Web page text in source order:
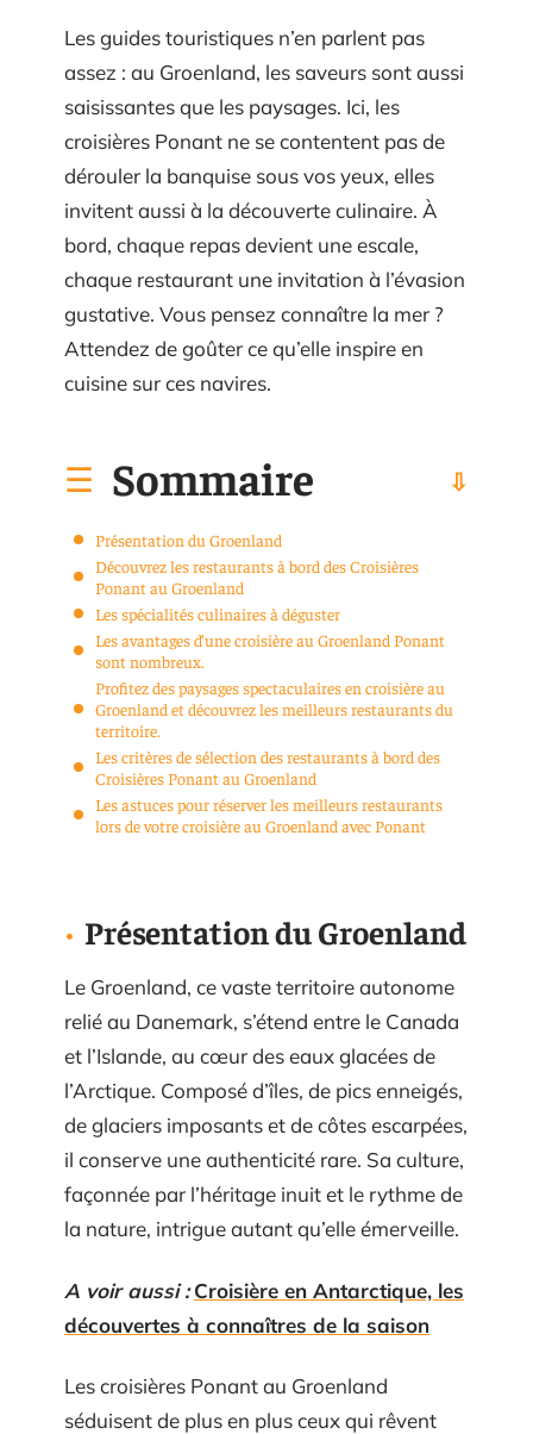
Les guides touristiques n’en parlent pas
assez : au Groenland, les saveurs sont aussi
saisissantes que les paysages. Ici, les
croisières Ponant ne se contentent pas de
dérouler la banquise sous vos yeux, elles
invitent aussi à la découverte culinaire. À
bord, chaque repas devient une escale,
chaque restaurant une invitation à l’évasion
gustative. Vous pensez connaître la mer ?
Attendez de goûter ce qu’elle inspire en
cuisine sur ces navires.
Sommaire
Présentation du Groenland
Découvrez les restaurants à bord des Croisières
Ponant au Groenland
Les spécialités culinaires à déguster
Les avantages d’une croisière au Groenland Ponant
sont nombreux.
Profitez des paysages spectaculaires en croisière au
Groenland et découvrez les meilleurs restaurants du
territoire.
Les critères de sélection des restaurants à bord des
Croisières Ponant au Groenland
Les astuces pour réserver les meilleurs restaurants
lors de votre croisière au Groenland avec Ponant
Présentation du Groenland
Le Groenland, ce vaste territoire autonome
relié au Danemark, s’étend entre le Canada
et l’Islande, au cœur des eaux glacées de
l’Arctique. Composé d’îles, de pics enneigés,
de glaciers imposants et de côtes escarpées,
il conserve une authenticité rare. Sa culture,
façonnée par l’héritage inuit et le rythme de
la nature, intrigue autant qu’elle émerveille.
A voir aussi : Croisière en Antarctique, les
découvertes à connaîtres de la saison
Les croisières Ponant au Groenland
séduisent de plus en plus ceux qui rêvent